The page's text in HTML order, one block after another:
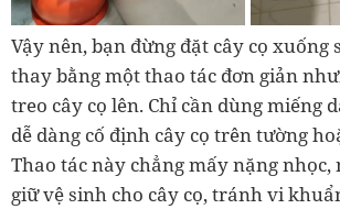
Vậy nên, bạn đừng đặt cây cọ xuống
thay bằng một thao tác đơn giản
treo cây cọ lên. Chỉ cần dùng miếng
dễ dàng cố định cây cọ trên tường
Thao tác này chẳng mấy nặng
giữ vệ sinh cho cây cọ, tránh vi